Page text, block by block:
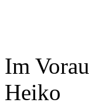
Im
Heiko